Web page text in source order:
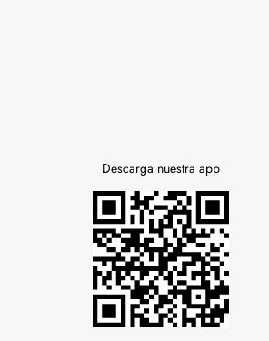
Descarga nuestra app